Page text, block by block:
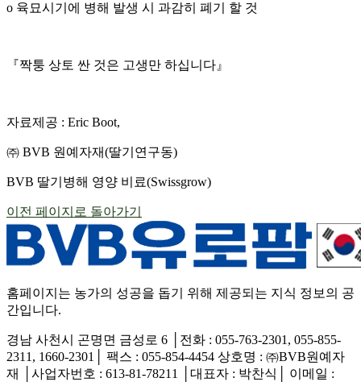
o 육묘시기에 병해 발생 시 과감히 폐기 할 것
『짝퉁 상토 싼 것은 고생만 하십니다』
자료제공 : Eric Boot,
㈜ BVB 원예자재(딸기연구동)
BVB 딸기병해 영양 비료(Swissgrow)
이전 페이지로 돌아가기
홈페이지는 농가의 성공을 돕기 위해 제공되는 지식 정보의 공
간입니다.
경남 사천시 곤명면 금성로 6 │전화 : 055-763-2301, 055-855-
2311, 1660-2301│ 팩스 : 055-854-4454 상호명 : ㈜BVB원예자
재 │사업자번호 : 613-81-78211 │대표자 : 박찬식│ 이메일 :